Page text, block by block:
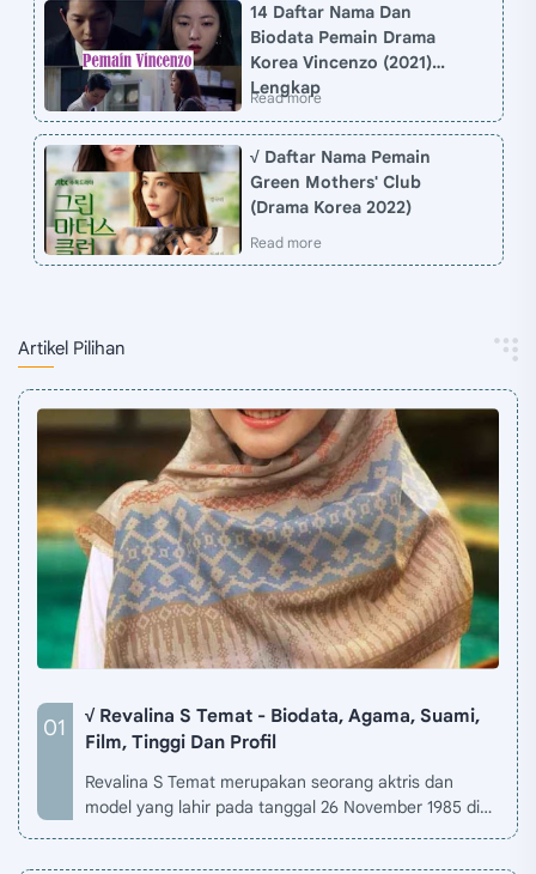
14 Daftar Nama Dan
Biodata Pemain Drama
Korea Vincenzo (2021)
Lengkap
√ Daftar Nama Pemain
Green Mothers' Club
(Drama Korea 2022)
Artikel Pilihan
√ Revalina S Temat - Biodata, Agama, Suami,
Film, Tinggi Dan Profil
Revalina S Temat merupakan seorang aktris dan
model yang lahir pada tanggal 26 November 1985 di